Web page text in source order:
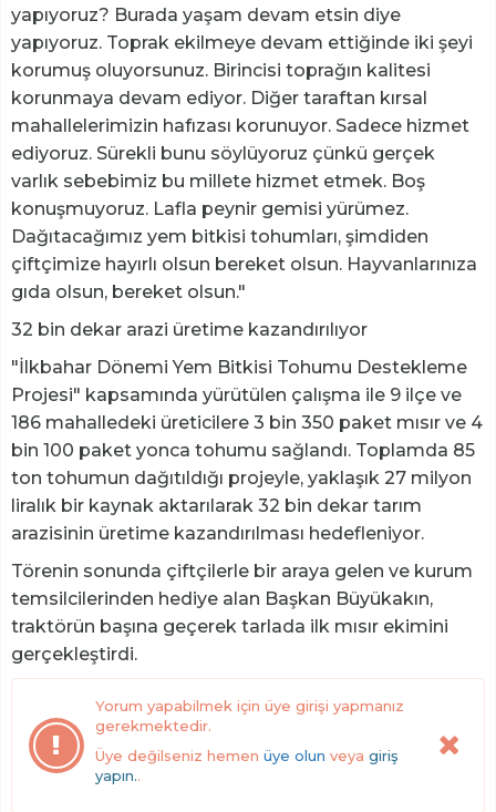
yapıyoruz? Burada yaşam devam etsin diye
yapıyoruz. Toprak ekilmeye devam ettiğinde iki şeyi
korumuş oluyorsunuz. Birincisi toprağın kalitesi
korunmaya devam ediyor. Diğer taraftan kırsal
mahallelerimizin hafızası korunuyor. Sadece hizmet
ediyoruz. Sürekli bunu söylüyoruz çünkü gerçek
varlık sebebimiz bu millete hizmet etmek. Boş
konuşmuyoruz. Lafla peynir gemisi yürümez.
Dağıtacağımız yem bitkisi tohumları, şimdiden
çiftçimize hayırlı olsun bereket olsun. Hayvanlarınıza
gıda olsun, bereket olsun."
32 bin dekar arazi üretime kazandırılıyor
"İlkbahar Dönemi Yem Bitkisi Tohumu Destekleme
Projesi" kapsamında yürütülen çalışma ile 9 ilçe ve
186 mahalledeki üreticilere 3 bin 350 paket mısır ve 4
bin 100 paket yonca tohumu sağlandı. Toplamda 85
ton tohumun dağıtıldığı projeyle, yaklaşık 27 milyon
liralık bir kaynak aktarılarak 32 bin dekar tarım
arazisinin üretime kazandırılması hedefleniyor.
Törenin sonunda çiftçilerle bir araya gelen ve kurum
temsilcilerinden hediye alan Başkan Büyükakın,
traktörün başına geçerek tarlada ilk mısır ekimini
gerçekleştirdi.
Yorum yapabilmek için üye girişi yapmanız
gerekmektedir.
Üye değilseniz hemen üye olun veya giriş
yapın..